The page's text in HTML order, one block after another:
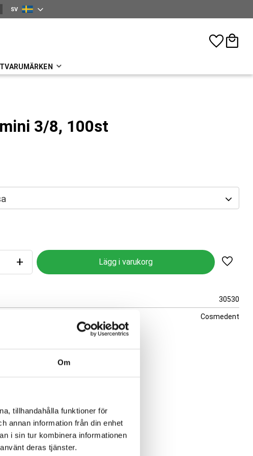
Om
tillhandahålla funktioner för
annan information från din enhet
i sin tur kombinera informationen
deras tjänster.
Svenska
SV
Favoriter
VARUMÄRKEN
3/8, 100st
+ Lägg
30530
Cosmedent